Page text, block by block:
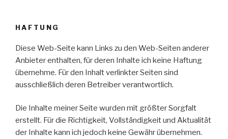
HAFTUNG
Diese Web-Seite kann Links zu den Web-Seiten anderer
Anbieter enthalten, für deren Inhalte ich keine Haftung
übernehme. Für den Inhalt verlinkter Seiten sind
ausschließlich deren Betreiber verantwortlich.
Die Inhalte meiner Seite wurden mit größter Sorgfalt
erstellt. Für die Richtigkeit, Vollständigkeit und Aktualität
der Inhalte kann ich jedoch keine Gewähr übernehmen.